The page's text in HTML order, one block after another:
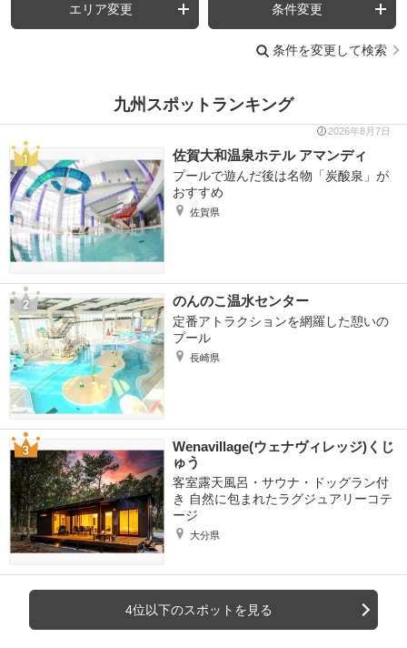
エリア変更 条件変更
条件を変更して検索
九州スポットランキング
2026年8月7日
佐賀大和温泉ホテル アマンディ
プールで遊んだ後は名物「炭酸泉」が
おすすめ
佐賀県
のんのこ温水センター
定番アトラクションを網羅した憩いの
プール
長崎県
Wenavillage(ウェナヴィレッジ)くじ
ゅう
客室露天風呂・サウナ・ドッグラン付
き 自然に包まれたラグジュアリーコテ
ージ
大分県
4位以下のスポットを見る